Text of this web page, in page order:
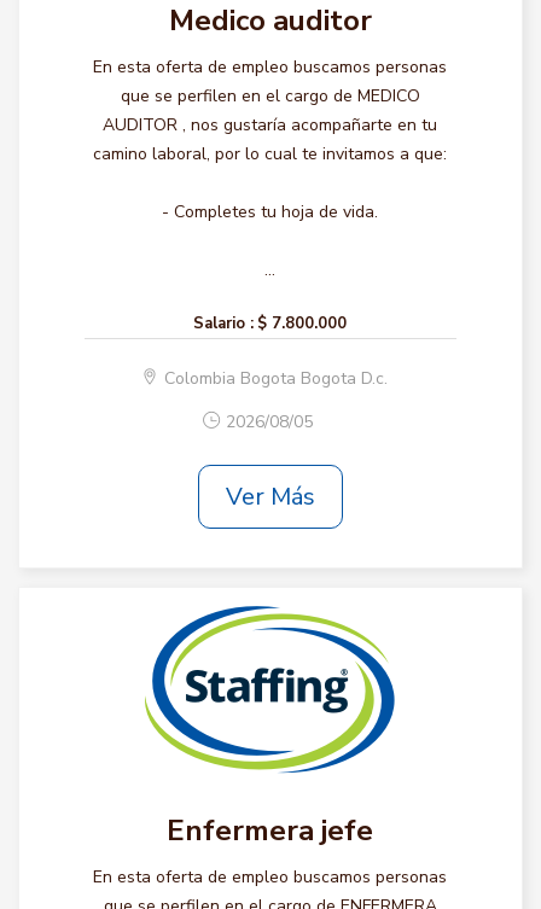
Medico auditor
En esta oferta de empleo buscamos personas
que se perfilen en el cargo de MEDICO
AUDITOR , nos gustaría acompañarte en tu
camino laboral, por lo cual te invitamos a que:
- Completes tu hoja de vida.
...
Salario : $ 7.800.000
Colombia Bogota Bogota D.c.
2026/08/05
Ver Más
Enfermera jefe
En esta oferta de empleo buscamos personas